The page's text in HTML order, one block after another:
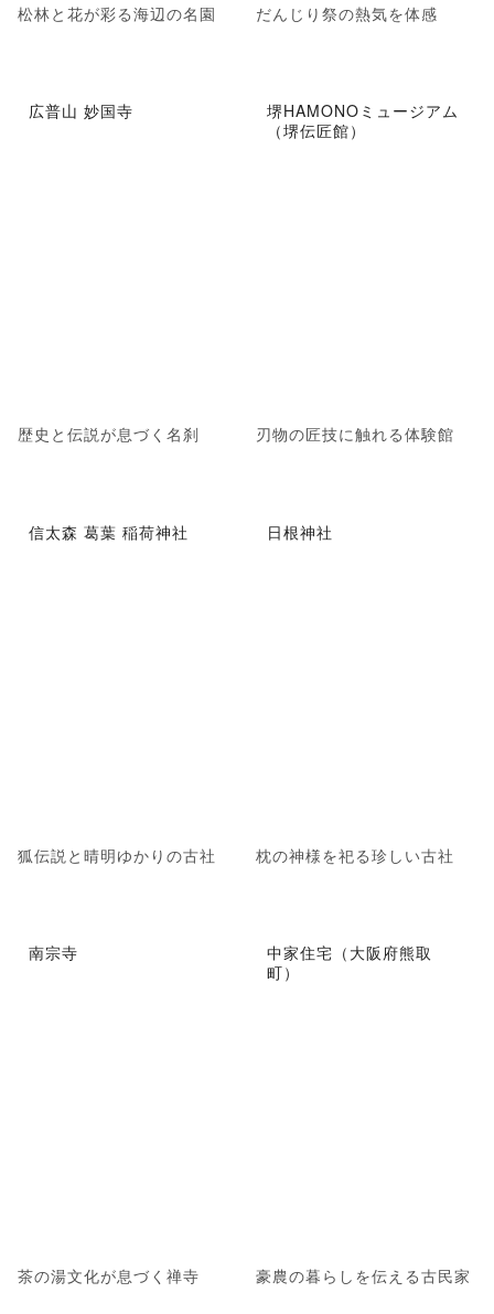
松林と花が彩る海辺の名園 だんじり祭の熱気を体感
広普山 妙国寺
歴史と伝説が息づく名刹
堺HAMONOミュージアム
（堺伝匠館）
刃物の匠技に触れる体験館
信太森 葛葉 稲荷神社
狐伝説と晴明ゆかりの古社
日根神社
枕の神様を祀る珍しい古社
南宗寺
茶の湯文化が息づく禅寺
中家住宅（大阪府熊取
町）
豪農の暮らしを伝える古民家